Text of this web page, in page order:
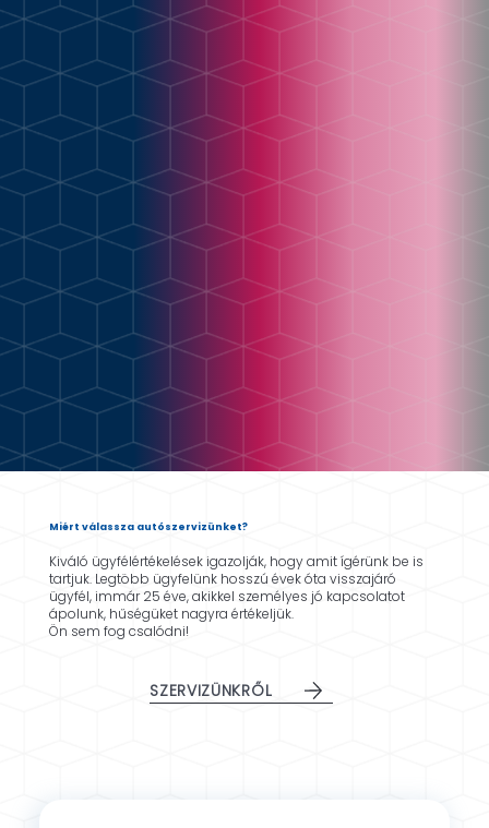
Miért válassza autószervizünket?
Kiváló ügyfélértékelések igazolják, hogy amit ígérünk be is
tartjuk. Legtöbb ügyfelünk hosszú évek óta visszajáró
ügyfél, immár 25 éve, akikkel személyes jó kapcsolatot
ápolunk, hűségüket nagyra értékeljük.
Ön sem fog csalódni!
SZERVIZÜNKRŐL